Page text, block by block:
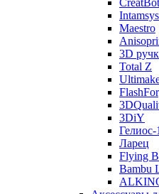
CreatBot
Intamsys
Maestro
3D
Total Z
3DiY
Гелиос-1
Ларец
Flying
Bambu